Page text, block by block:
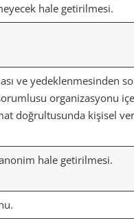
hale getirilmesi.
ve yedeklenmesinden
organizasyonu
doğrultusunda kişisel
hale getirilmesi.